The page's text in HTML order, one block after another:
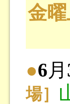
金
●6月
場］